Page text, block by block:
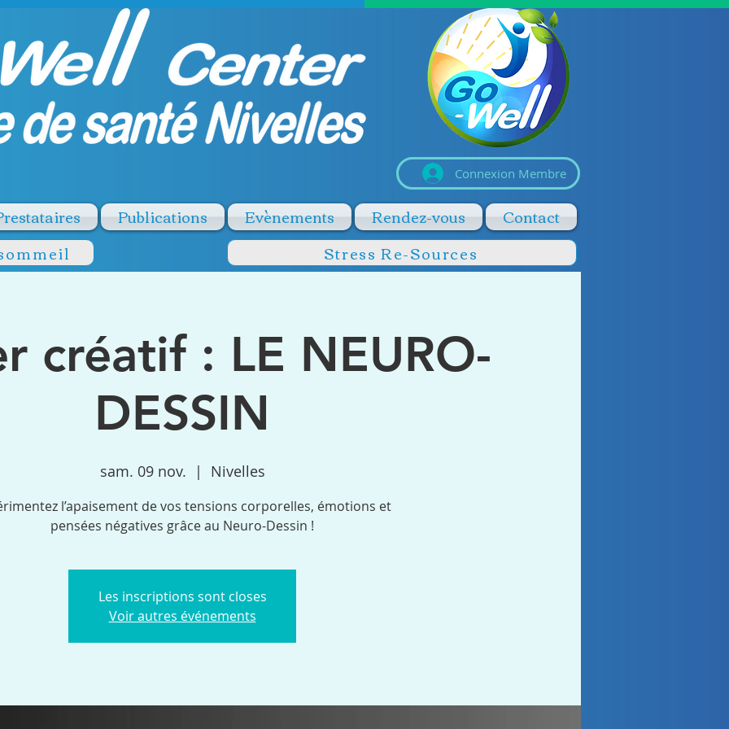
Connexion Membre
Publications Evènements Rendez-vous
Contact
Stress Re-Sources
créatif : LE NEURO-
DESSIN
sam. 09 nov.
  |
Nivelles
l’apaisement de vos tensions corporelles, émotions et
pensées négatives grâce au Neuro-Dessin !
Les inscriptions sont closes
Voir autres événements